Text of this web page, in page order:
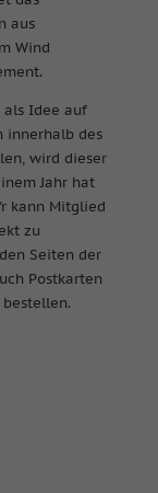
aus
Wind
Idee auf
innerhalb des
wird dieser
Jahr hat
kann Mitglied
zu
Seiten der
Postkarten